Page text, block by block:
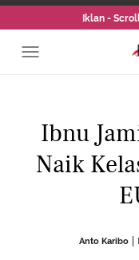
Iklan -
Ibnu
Naik
Anto Karibo